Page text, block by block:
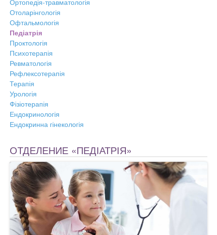
Ортопедія-травматологія
Отоларінгологія
Офтальмологія
Педіатрія
Проктологія
Психотерапія
Ревматологія
Рефлексотерапія
Терапія
Урологія
Фізіотерапія
Ендокринологія
Ендокринна гінекологія
ОТДЕЛЕНИЕ «ПЕДІАТРІЯ»